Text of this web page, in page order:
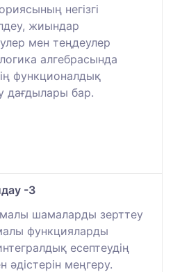
негізгі
жиындар
мен теңдеулер
алгебрасында
функционалдық
дағдылары бар.
-3
шамаларды зерттеу
функцияларды
есептеудің
әдістерін меңгеру.